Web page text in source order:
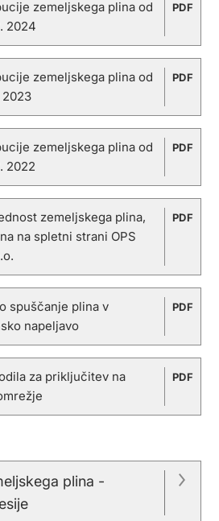
zemeljskega plina od
2024
PDF
zemeljskega plina od
2023
PDF
zemeljskega plina od
2022
PDF
zemeljskega plina,
na spletni strani OPS
PDF
spuščanje plina v
napeljavo
PDF
za priključitev na
PDF
plina -